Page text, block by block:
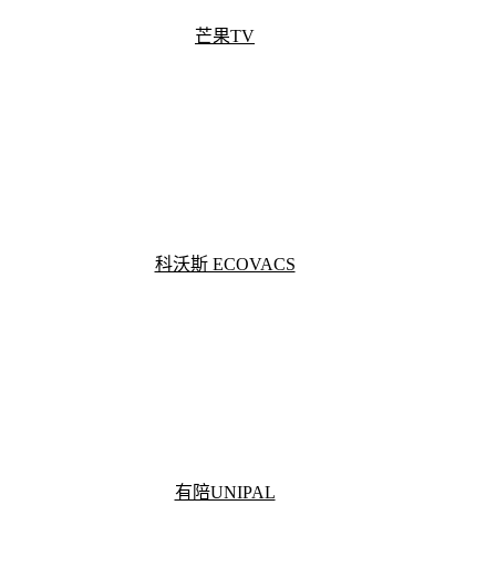
芒果TV
科沃斯 ECOVACS
有陪UNIPAL